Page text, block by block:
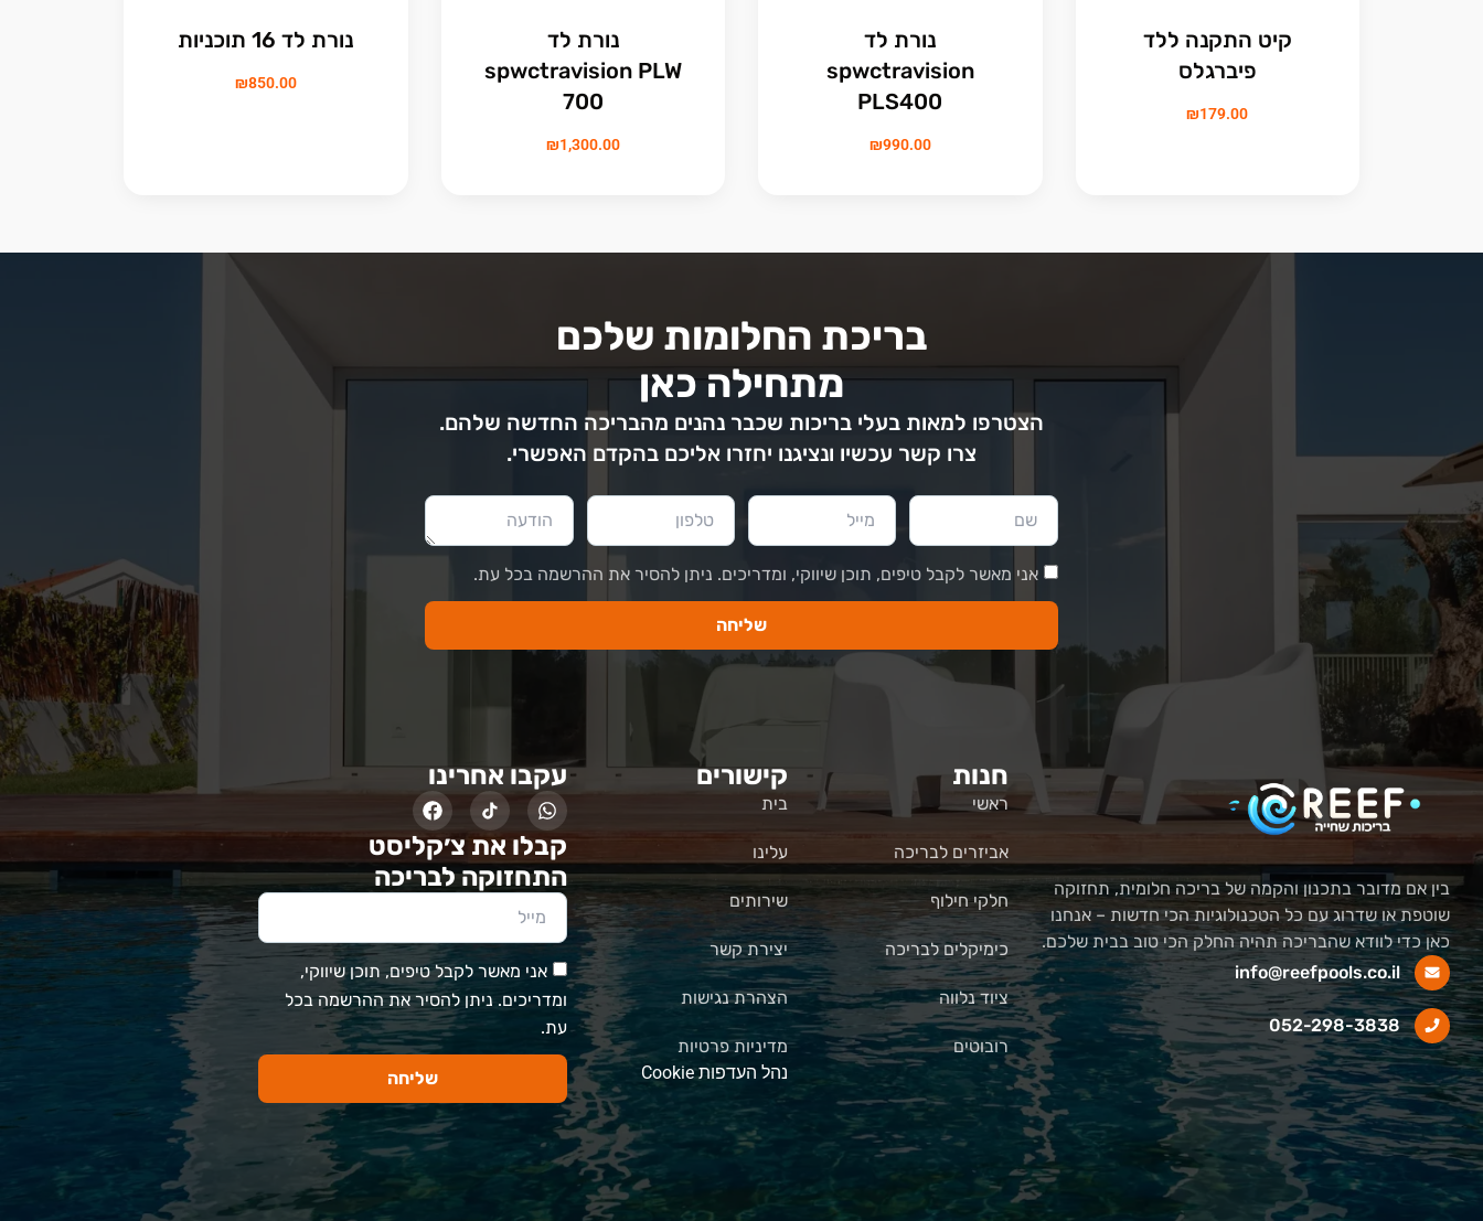
קיט התקנה ללד
פיברגלס
₪179.00
נורת לד
spwctravision
PLS400
₪990.00
נורת לד
spwctravision PLW
700
₪1,300.00
נורת לד 16 תוכניות
₪850.00
בריכת החלומות שלכם
מתחילה כאן
הצטרפו למאות בעלי בריכות שכבר נהנים מהבריכה החדשה שלהם.
צרו קשר עכשיו ונציגנו יחזרו אליכם בהקדם האפשרי.
אני מאשר לקבל טיפים, תוכן שיווקי, ומדריכים. ניתן להסיר את ההרשמה בכל עת.
שליחה
בין אם מדובר בתכנון והקמה של בריכה חלומית, תחזוקה
שוטפת או שדרוג עם כל הטכנולוגיות הכי חדשות – אנחנו
כאן כדי לוודא שהבריכה תהיה החלק הכי טוב בבית שלכם.
info@reefpools.co.il
052-298-3838
חנות
ראשי
אביזרים לבריכה
חלקי חילוף
כימיקלים לבריכה
ציוד נלווה
רובוטים
קישורים
בית
עלינו
שירותים
יצירת קשר
הצהרת נגישות
מדיניות פרטיות
נהל העדפות Cookie
עקבו אחרינו
קבלו את צ׳קליסט
התחזוקה לבריכה
אני מאשר לקבל טיפים, תוכן שיווקי,
ומדריכים. ניתן להסיר את ההרשמה בכל
עת.
שליחה